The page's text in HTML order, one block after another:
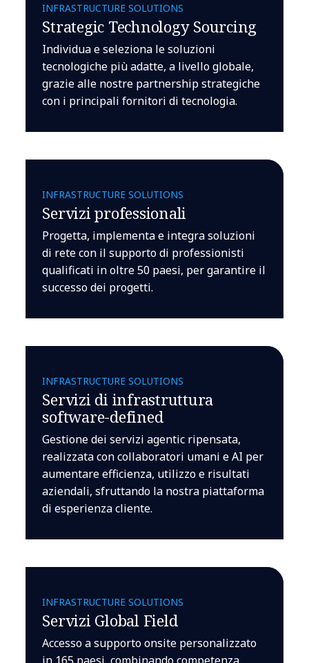
INFRASTRUCTURE SOLUTIONS
Strategic Technology Sourcing
Individua e seleziona le soluzioni
tecnologiche più adatte, a livello globale,
grazie alle nostre partnership strategiche
con i principali fornitori di tecnologia.
INFRASTRUCTURE SOLUTIONS
Servizi professionali
Progetta, implementa e integra soluzioni
di rete con il supporto di professionisti
qualificati in oltre 50 paesi, per garantire il
successo dei progetti.
INFRASTRUCTURE SOLUTIONS
Servizi di infrastruttura
software-defined
Gestione dei servizi agentic ripensata,
realizzata con collaboratori umani e AI per
aumentare efficienza, utilizzo e risultati
aziendali, sfruttando la nostra piattaforma
di esperienza cliente.
INFRASTRUCTURE SOLUTIONS
Servizi Global Field
Accesso a supporto onsite personalizzato